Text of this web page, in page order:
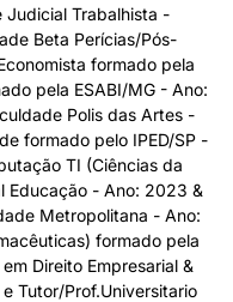
Judicial Trabalhista -
Beta Perícias/Pós-
formado pela
pela ESABI/MG - Ano:
Polis das Artes -
formado pelo IPED/SP -
TI (Ciências da
Educação - Ano: 2023 &
Metropolitana - Ano:
formado pela
Direito Empresarial &
Tutor/Prof.Universitario